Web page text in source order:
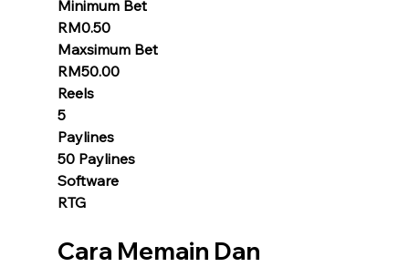
Minimum Bet
RM0.50
Maxsimum Bet
RM50.00
Reels
5
Paylines
50 Paylines
Software
RTG
Cara Memain Dan